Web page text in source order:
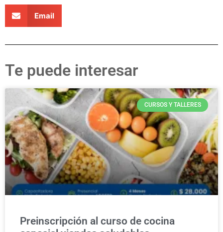
Email
Te puede interesar
CURSOS Y TALLERES
Preinscripción al curso de cocina